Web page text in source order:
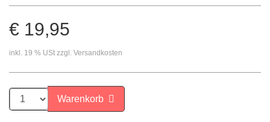
€ 19,95
inkl. 19 % USt zzgl. Versandkosten
Warenkorb